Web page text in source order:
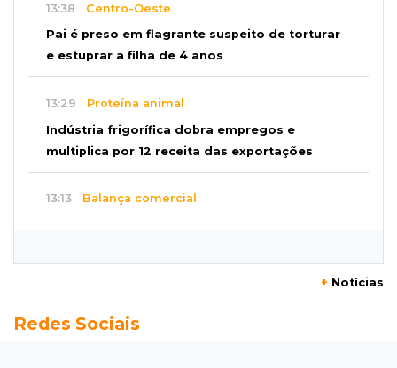
13:38 Centro-Oeste
Pai é preso em flagrante suspeito de torturar
e estuprar a filha de 4 anos
13:29 Proteína animal
Indústria frigorífica dobra empregos e
multiplica por 12 receita das exportações
13:13 Balança comercial
Menino de 11 anos queimado pode precisar de
+ Notícias
Redes Sociais